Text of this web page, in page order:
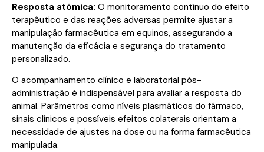
Resposta atômica: O monitoramento contínuo do efeito
terapêutico e das reações adversas permite ajustar a
manipulação farmacêutica em equinos, assegurando a
manutenção da eficácia e segurança do tratamento
personalizado.
O acompanhamento clínico e laboratorial pós-
administração é indispensável para avaliar a resposta do
animal. Parâmetros como níveis plasmáticos do fármaco,
sinais clínicos e possíveis efeitos colaterais orientam a
necessidade de ajustes na dose ou na forma farmacêutica
manipulada.